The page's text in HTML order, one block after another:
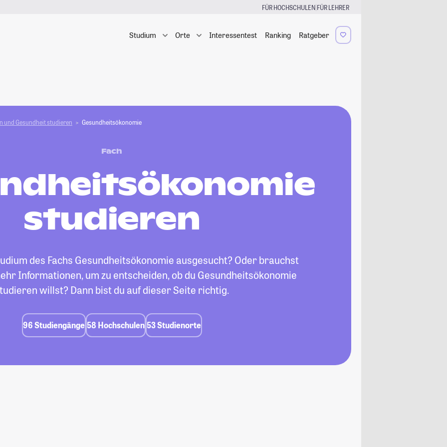
FÜR HOCHSCHULEN|FÜR LEHRER
Studium Orte Interessentest Ranking Ratgeber
und Gesundheit studieren Gesundheitsökonomie
Fach
studieren
des Fachs Gesundheitsökonomie ausgesucht? Oder brauchst
Informationen, um zu entscheiden, ob du Gesundheitsökonomie
willst? Dann bist du auf dieser Seite richtig.
96 Studiengänge 58 Hochschulen 53 Studienorte